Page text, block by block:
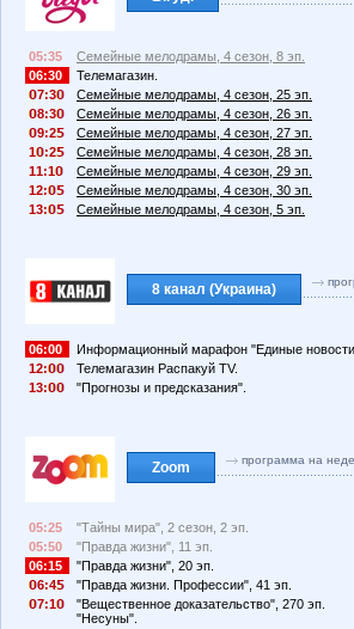
05:35
Семейные мелодрамы, 4 сезон, 8 эп.
06:30
Телемагазин.
7:3
Семейные мелодрамы, 4 сезон, 25 эп.
8:3
Семейные мелодрамы, 4 сезон, 26 эп.
9:2
Семейные мелодрамы, 4 сезон, 27 эп.
1
:2
Семейные мелодрамы, 4 сезон, 28 эп.
11:1
Семейные мелодрамы, 4 сезон, 29 эп.
12:
Семейные мелодрамы, 4 сезон, 30 эп.
13:
Семейные мелодрамы, 4 сезон, 5 эп.
8 канал (Украина)
06:00
Информационный марафон "Единые
12:
Телемагазин Распакуй TV.
13:
"Прогнозы и предсказания".
Zoom программа на
05:25
"Тайны мира", 2 сезон, 2 эп.
05:50
"Правда жизни", 11 эп.
06:15
"Правда жизни", 20 эп.
6:4
"Правда жизни. Профессии", 41 эп.
7:1
"Вещественное доказательство", 270 эп.
"Несуны".